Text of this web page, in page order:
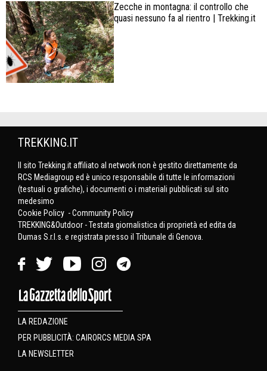
Zecche in montagna: il controllo che
quasi nessuno fa al rientro | Trekking.it
TREKKING.IT
Il sito Trekking.it affiliato al network non è gestito direttamente da
RCS Mediagroup ed è unico responsabile di tutte le informazioni
(testuali o grafiche), i documenti o i materiali pubblicati sul sito
medesimo
Cookie Policy -Community Policy
TREKKING&Outdoor - Testata giornalistica di proprietà ed edita da
Dumas S.r.l.s. e registrata presso il Tribunale di Genova.
LA REDAZIONE
PER PUBBLICITÀ: CAIRORCS MEDIA SPA
LA NEWSLETTER